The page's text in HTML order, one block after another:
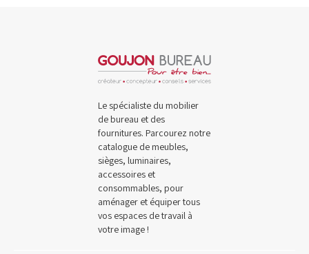
Le spécialiste du mobilier
de bureau et des
fournitures. Parcourez notre
catalogue de meubles,
sièges, luminaires,
accessoires et
consommables, pour
aménager et équiper tous
vos espaces de travail à
votre image !